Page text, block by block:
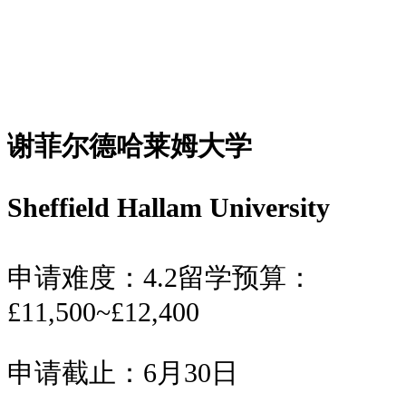
谢菲尔德哈莱姆大学
Sheffield Hallam University
申请难度： 4.2留学预算：
£11,500~£12,400
申请截止： 6月30日